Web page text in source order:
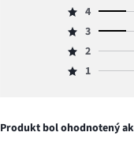
5,
počet
hlasov
Hodnotenie
4,
počet
hlasov
4
Hodnotenie
3,
počet
3
Hodnotenie
2,
0.
2
Hodnotenie
hlasov
1
Produkt bol ohodnotený